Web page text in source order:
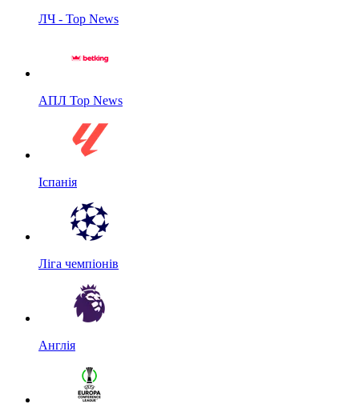
ЛЧ - Top News
АПЛ Top News
Іспанія
Ліга чемпіонів
Англія